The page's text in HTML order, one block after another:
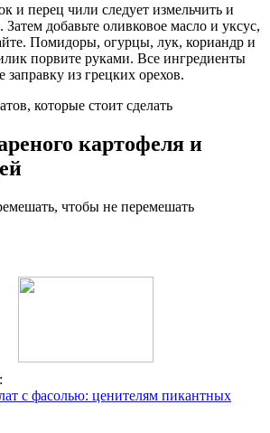
и перец чили следует измельчить и
Затем добавьте оливковое масло и уксус,
Помидоры, огурцы, лук, кориандр и
порвите руками. Все ингредиенты
заправку из грецких орехов.
картофеля и
чтобы не перемешать
с фасолью: ценителям пикантных